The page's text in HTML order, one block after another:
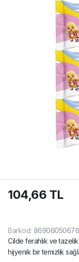
104,66 TL
Barkod:
Cilde ferahlık ve
hijyenik bir temizlik